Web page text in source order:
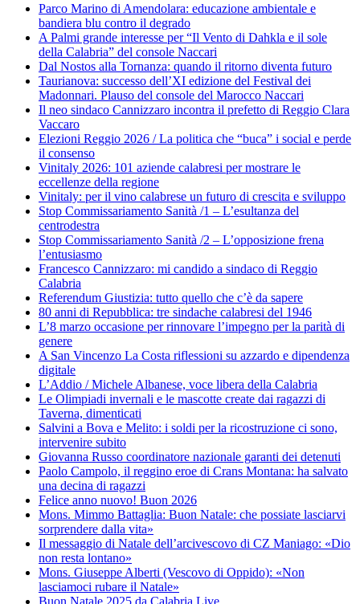
Parco Marino di Amendolara: educazione ambientale e
bandiera blu contro il degrado
A Palmi grande interesse per “Il Vento di Dahkla e il sole
della Calabria” del console Naccari
Dal Nostos alla Tornanza: quando il ritorno diventa futuro
Taurianova: successo dell’XI edizione del Festival dei
Madonnari. Plauso del console del Marocco Naccari
Il neo sindaco Cannizzaro incontra il prefetto di Reggio Clara
Vaccaro
Elezioni Reggio 2026 / La politica che “buca” i social e perde
il consenso
Vinitaly 2026: 101 aziende calabresi per mostrare le
eccellenze della regione
Vinitaly: per il vino calabrese un futuro di crescita e sviluppo
Stop Commissariamento Sanità /1 – L’esultanza del
centrodestra
Stop Commissariamento Sanità /2 – L’opposizione frena
l’entusiasmo
Francesco Cannizzaro: mi candido a sindaco di Reggio
Calabria
Referendum Giustizia: tutto quello che c’è da sapere
80 anni di Repubblica: tre sindache calabresi del 1946
L’8 marzo occasione per rinnovare l’impegno per la parità di
genere
A San Vincenzo La Costa riflessioni su azzardo e dipendenza
digitale
L’Addio / Michele Albanese, voce libera della Calabria
Le Olimpiadi invernali e le mascotte create dai ragazzi di
Taverna, dimenticati
Salvini a Bova e Melito: i soldi per la ricostruzione ci sono,
intervenire subito
Giovanna Russo coordinatore nazionale garanti dei detenuti
Paolo Campolo, il reggino eroe di Crans Montana: ha salvato
una decina di ragazzi
Felice anno nuovo! Buon 2026
Mons. Mimmo Battaglia: Buon Natale: che possiate lasciarvi
sorprendere dalla vita»
Il messaggio di Natale dell’arcivescovo di CZ Maniago: «Dio
non resta lontano»
Mons. Giuseppe Alberti (Vescovo di Oppido): «Non
lasciamoci rubare il Natale»
Buon Natale 2025 da Calabria.Live